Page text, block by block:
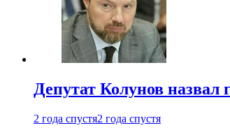
Депутат Колунов назвал
2 года спустя2 года спустя